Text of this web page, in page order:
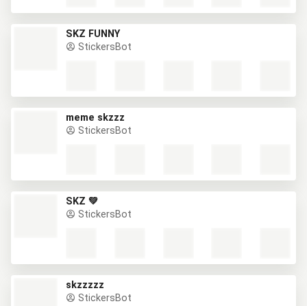
SKZ FUNNY
StickersBot
meme skzzz
StickersBot
SKZ 💚
StickersBot
skzzzzz
StickersBot